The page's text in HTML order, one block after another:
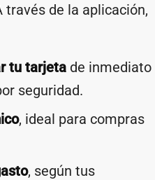
través de la aplicación,
tu tarjeta de inmediato
seguridad.
, ideal para compras
, según tus